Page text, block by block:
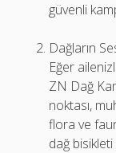
güvenli
Dağların
Eğer
ZN Dağ
noktası,
flora ve
dağ